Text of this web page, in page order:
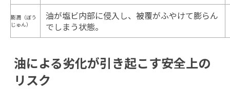
膨潤（ぼう
じゅん）
油が塩ビ内部に侵入し、被覆がふやけて膨らん
でしまう状態。
油による劣化が引き起こす安全上の
リスク